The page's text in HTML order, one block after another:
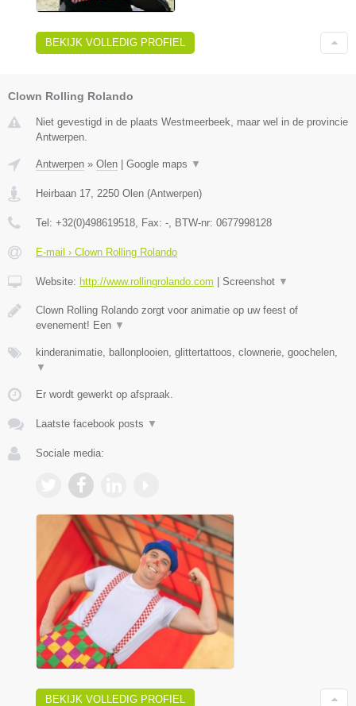
BEKIJK VOLLEDIG PROFIEL
Clown Rolling Rolando
Niet gevestigd in de plaats Westmeerbeek, maar wel in de provincie
Antwerpen.
Antwerpen » Olen Google maps ▼
Heirbaan 17, 2250 Olen (Antwerpen)
Tel: +32(0)498619518, Fax: -, BTW-nr: 0677998128
E-mail › Clown Rolling Rolando
Website: http://www.rollingrolando.com Screenshot ▼
Clown Rolling Rolando zorgt voor animatie op uw feest of
evenement! Een ▼
kinderanimatie, ballonplooien, glittertattoos, clownerie, goochelen,
▼
Er wordt gewerkt op afspraak.
Laatste facebook posts ▼
Sociale media:
BEKIJK VOLLEDIG PROFIEL